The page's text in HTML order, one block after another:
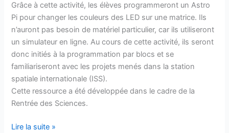
Grâce à cette activité, les élèves programmeront un Astro
Pi pour changer les couleurs des LED sur une matrice. Ils
n’auront pas besoin de matériel particulier, car ils utiliseront
un simulateur en ligne. Au cours de cette activité, ils seront
donc initiés à la programmation par blocs et se
familiariseront avec les projets menés dans la station
spatiale internationale (ISS).
Cette ressource a été développée dans le cadre de la
Rentrée des Sciences.
Lire la suite »